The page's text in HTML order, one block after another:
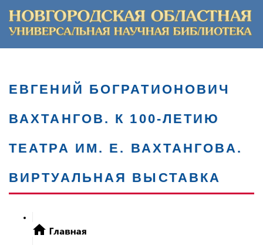
ЕВГЕНИЙ БОГРАТИОНОВИЧ
ВАХТАНГОВ. К 100-ЛЕТИЮ
ТЕАТРА ИМ. Е. ВАХТАНГОВА.
ВИРТУАЛЬНАЯ ВЫСТАВКА